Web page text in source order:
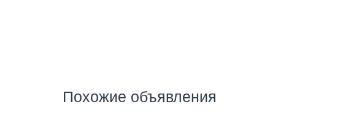
Похожие объявления